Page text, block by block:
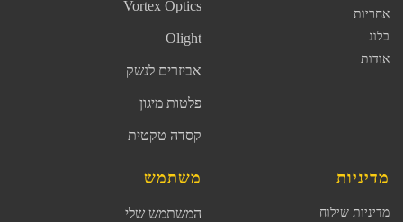
אחריות
בלוג
אודות
Vortex Optics
Olight
אביזרים לנשק
פלטות מיגון
קסדה טקטית
מדיניות
מדיניות שילוח
משתמש
המשתמש שלי